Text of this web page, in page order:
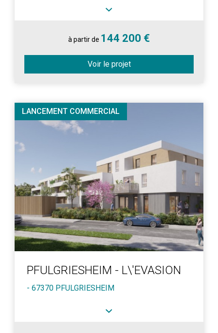
à partir de 144 200 €
Voir le projet
LANCEMENT COMMERCIAL
PFULGRIESHEIM - L\'EVASION
- 67370 PFULGRIESHEIM